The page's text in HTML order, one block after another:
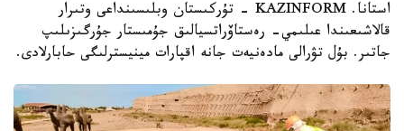
استانا. KAZINFORM - تۇركىستان وبلىسىنداعى وتىرار
قالاشىعىندا عىلىمي- رەستاۆراتسيالىق جۇمىستار جۇرگىزىلىپ
جاتىر. بۇل تۋرالى مادەنيەت جانە اقپارات مينيسترلىگى حابارلادى.